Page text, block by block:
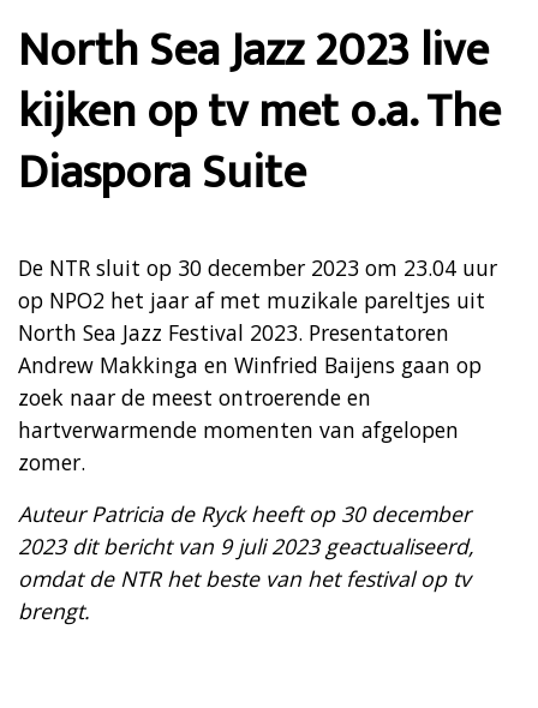
North Sea Jazz 2023 live
kijken op tv met o.a. The
Diaspora Suite
De NTR sluit op 30 december 2023 om 23.04 uur
op NPO2 het jaar af met muzikale pareltjes uit
North Sea Jazz Festival 2023. Presentatoren
Andrew Makkinga en Winfried Baijens gaan op
zoek naar de meest ontroerende en
hartverwarmende momenten van afgelopen
zomer.
Auteur Patricia de Ryck heeft op 30 december
2023 dit bericht van 9 juli 2023 geactualiseerd,
omdat de NTR het beste van het festival op tv
brengt.